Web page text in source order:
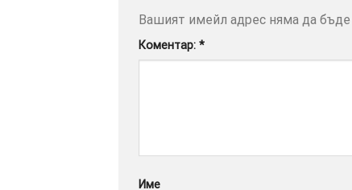
Вашият имейл адрес няма да бъде
Коментар: *
Име